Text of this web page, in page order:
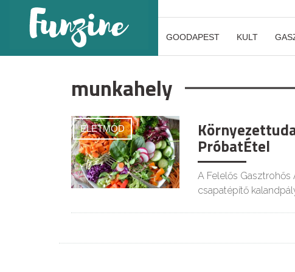
GOODAPEST KULT
munkahely
ÉLETMÓD
PróbatÉtel
A Felelős
csapatépítő